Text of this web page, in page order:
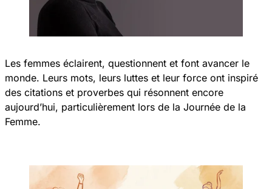
Les femmes éclairent, questionnent et font avancer le
monde. Leurs mots, leurs luttes et leur force ont inspiré
des citations et proverbes qui résonnent encore
aujourd’hui, particulièrement lors de la Journée de la
Femme.